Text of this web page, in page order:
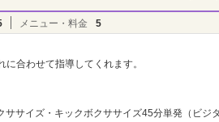
メニュー・料金 5
合わせて指導してくれます。
ササイズ・キックボクササイズ45分単発（ビジタ